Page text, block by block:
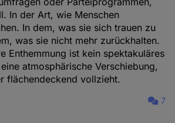
In der Art, wie Menschen
In dem, was sie sich trauen zu
was sie nicht mehr zurückhalten.
Enthemmung ist kein spektakuläres
atmosphärische Verschiebung,
flächendeckend vollzieht.
7